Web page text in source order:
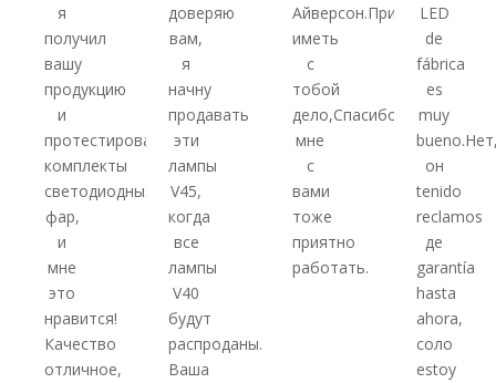
я
получил
вашу
продукцию
и
протестировал
комплекты
светодиодных
фар,
и
мне
это
нравится!
Качество
отличное,
доверяю
вам,
я
начну
продавать
эти
лампы
V45,
когда
все
лампы
V40
будут
распроданы.
Ваша
Айверсон.Приятно
иметь
с
тобой
дело,Спасибо,
мне
с
вами
тоже
приятно
работать.
LED
de
fábrica
es
muy
он
tenido
reclamos
де
garantía
hasta
ahora,
соло
estoy